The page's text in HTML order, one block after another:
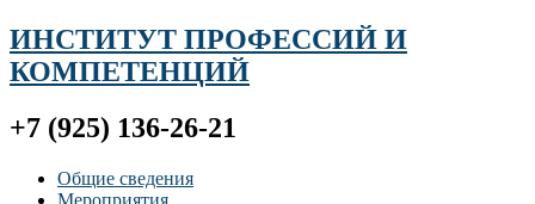
ИНСТИТУТ ПРОФЕССИЙ И
КОМПЕТЕНЦИЙ
+7 (925) 136-26-21
Общие сведения
Мероприятия